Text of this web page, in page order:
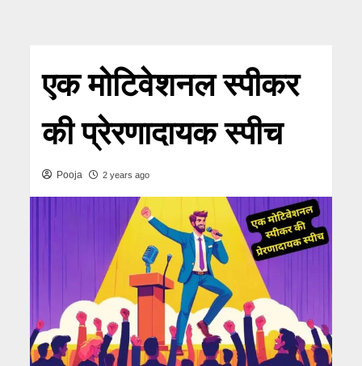
एक मोटिवेशनल स्पीकर
की प्रेरणादायक स्पीच
Pooja 2 years ago